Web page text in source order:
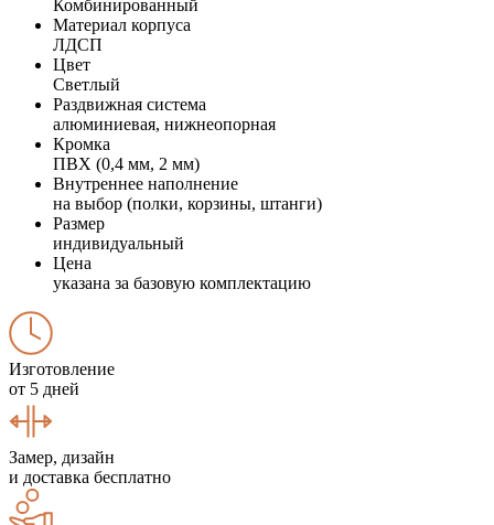
Комбинированный
Материал корпуса
ЛДСП
Цвет
Светлый
Раздвижная система
алюминиевая, нижнеопорная
Кромка
ПВХ (0,4 мм, 2 мм)
Внутреннее наполнение
на выбор (полки, корзины, штанги)
Размер
индивидуальный
Цена
указана за базовую комплектацию
Изготовление
от 5 дней
Замер, дизайн
и доставка бесплатно